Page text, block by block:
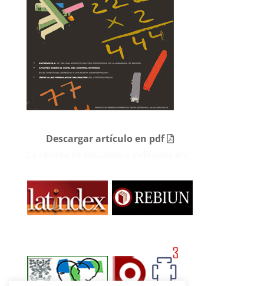
Descargar artículo en pdf